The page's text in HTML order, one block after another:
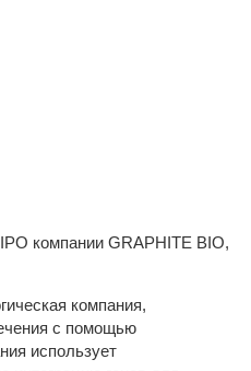
компании GRAPHITE BIO,
компания,
с помощью
использует